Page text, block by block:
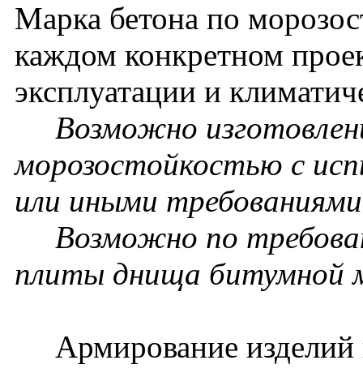
Марка бетона по
каждом конкретном
эксплуатации и
Возможно
морозостойкостью с
или иными
Возможно по
плиты днища битумной
Армирование изделий